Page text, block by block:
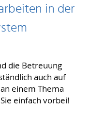
in der
die Betreuung
auch auf
einem Thema
einfach vorbei!